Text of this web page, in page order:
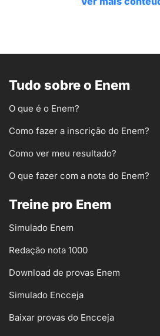
Tudo sobre o Enem
O que é o Enem?
Como fazer a inscrição do Enem?
Como ver meu resultado?
O que fazer com a nota do Enem?
Treine pro Enem
Simulado Enem
Redação nota 1000
Download de provas Enem
Simulado Encceja
Baixar provas do Encceja